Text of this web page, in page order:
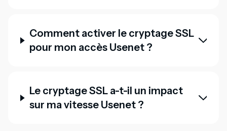
Comment activer le cryptage SSL
pour mon accès Usenet ?
Le cryptage SSL a-t-il un impact
sur ma vitesse Usenet ?